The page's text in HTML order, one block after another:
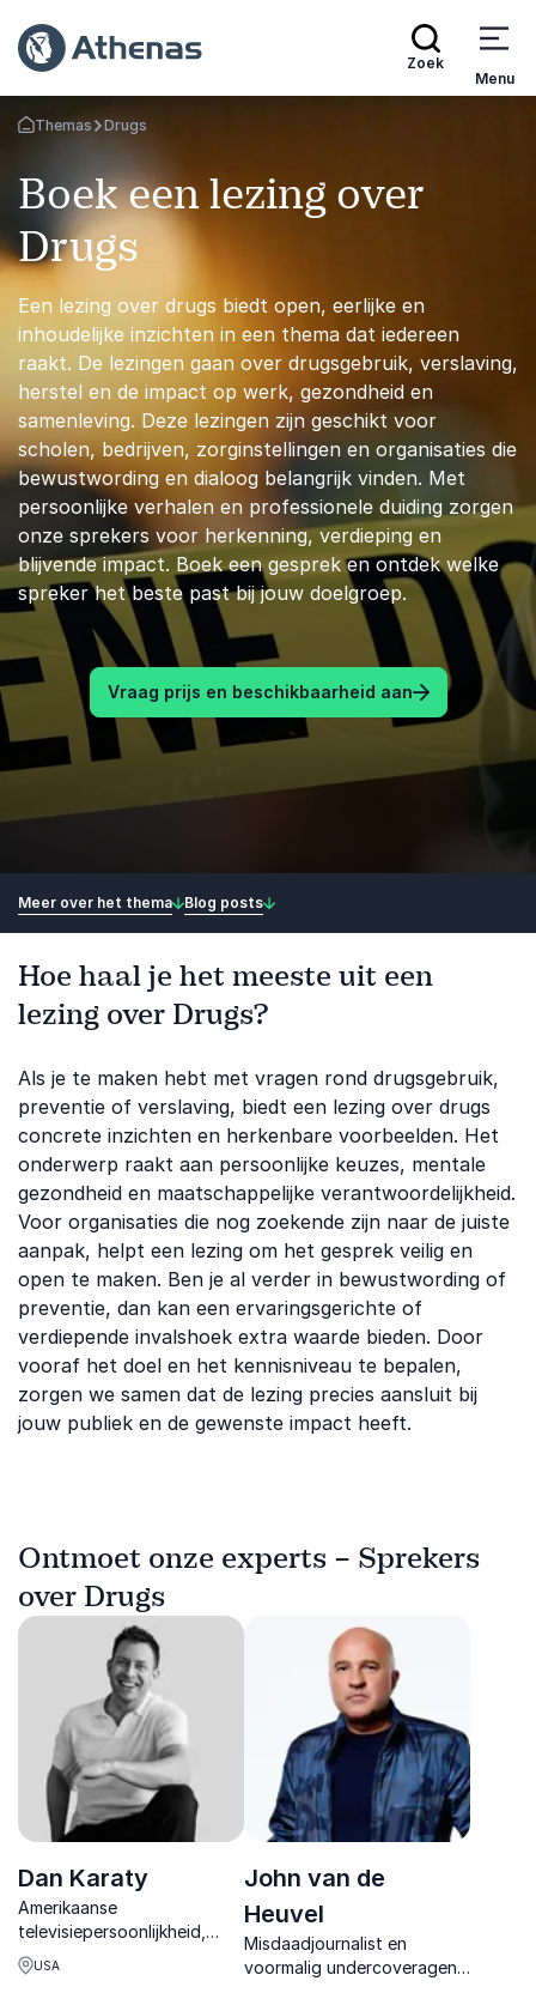
Zoek
Menu
Terug naar de startpagina
Themas Drugs
Boek een lezing over
Drugs
Een lezing over drugs biedt open, eerlijke en
inhoudelijke inzichten in een thema dat iedereen
raakt. De lezingen gaan over drugsgebruik, verslaving,
herstel en de impact op werk, gezondheid en
samenleving. Deze lezingen zijn geschikt voor
scholen, bedrijven, zorginstellingen en organisaties die
bewustwording en dialoog belangrijk vinden. Met
persoonlijke verhalen en professionele duiding zorgen
onze sprekers voor herkenning, verdieping en
blijvende impact. Boek een gesprek en ontdek welke
spreker het beste past bij jouw doelgroep.
Vraag prijs en beschikbaarheid aan
Meer over het thema Blog posts
Hoe haal je het meeste uit een
lezing over Drugs?
Als je te maken hebt met vragen rond drugsgebruik,
preventie of verslaving, biedt een lezing over drugs
concrete inzichten en herkenbare voorbeelden. Het
onderwerp raakt aan persoonlijke keuzes, mentale
gezondheid en maatschappelijke verantwoordelijkheid.
Voor organisaties die nog zoekende zijn naar de juiste
aanpak, helpt een lezing om het gesprek veilig en
open te maken. Ben je al verder in bewustwording of
preventie, dan kan een ervaringsgerichte of
verdiepende invalshoek extra waarde bieden. Door
vooraf het doel en het kennisniveau te bepalen,
zorgen we samen dat de lezing precies aansluit bij
jouw publiek en de gewenste impact heeft.
Ontmoet onze experts – Sprekers
over Drugs
Dan Karaty
Amerikaanse
televisiepersoonlijkheid,
danser, choreograaf en
acteur. Een inspirerend
USA
John van de
Heuvel
Misdaadjournalist en
voormalig undercoveragent,